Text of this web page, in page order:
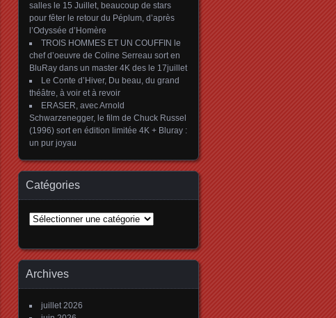
salles le 15 Juillet, beaucoup de stars
pour fêter le retour du Péplum, d’après
l’Odyssée d’Homère
TROIS HOMMES ET UN COUFFIN le
chef d’oeuvre de Coline Serreau sort en
BluRay dans un master 4K des le 17juillet
Le Conte d’Hiver, Du beau, du grand
théâtre, à voir et à revoir
ERASER, avec Arnold
Schwarzenegger, le film de Chuck Russel
(1996) sort en édition limitée 4K + Bluray :
un pur joyau
Catégories
Catégories
Archives
juillet 2026